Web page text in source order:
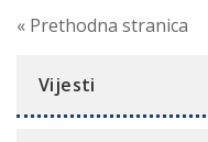
« Prethodna stranica
Vijesti